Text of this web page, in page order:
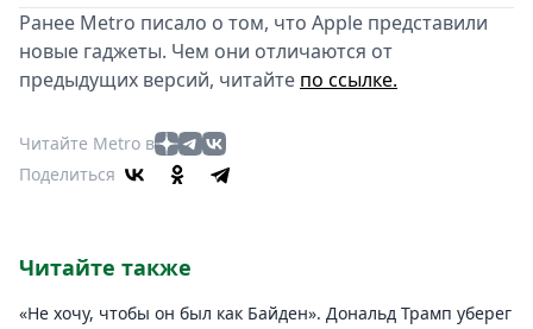
Ранее Metro писало о том, что Apple представили
новые гаджеты. Чем они отличаются от
предыдущих версий, читайте по ссылке.
Читайте Metro в
Поделиться
Читайте также
«Не хочу, чтобы он был как Байден». Дональд Трамп уберег